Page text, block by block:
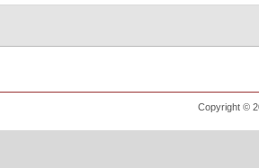
Copyright ©